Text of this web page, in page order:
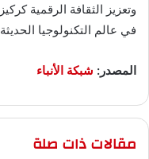
وتعزيز الثقافة الرقمية
في عالم التكنولوجيا
المصدر: شبكة الأنباء
مقالات ذات صلة